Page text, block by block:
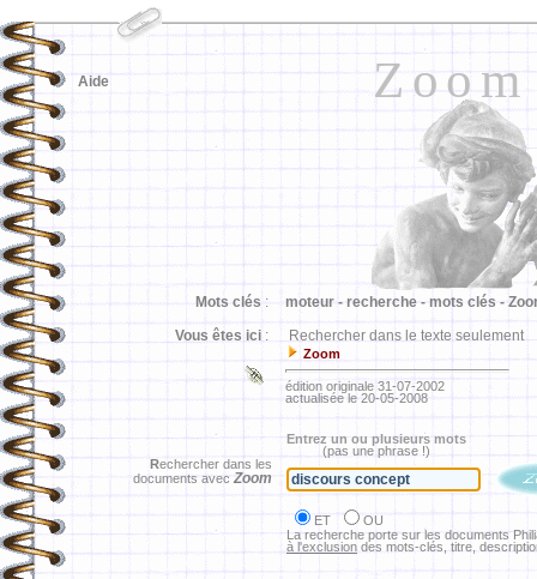
Zoom
Aide
Mots clés : moteur - recherche - mots clés -
Vous êtes ici : Rechercher dans le texte seulement
Zoom
édition originale 31-07-2002
actualisée le 20-05-2008
Rechercher dans les
documents avec Zoom
Entrez un ou plusieurs mots
(pas une phrase !)
ET
OU
La recherche porte sur les documents
à l'exclusion des mots-clés, titre,